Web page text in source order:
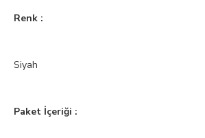
Renk :
Siyah
Paket İçeriği :